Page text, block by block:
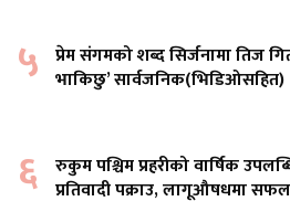
५ प्रेम संगमको शब्द सिर्जनामा तिज
भाकिछु’ सार्वजनिक(भिडिओसहित)
६ रुकुम पश्चिम प्रहरीको वार्षिक
प्रतिवादी पक्राउ, लागूऔषधमा